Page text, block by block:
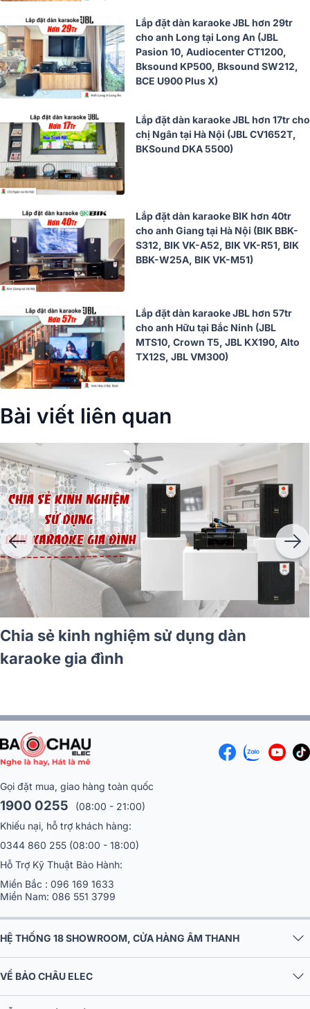
Lắp đặt dàn karaoke JBL hơn 29tr
cho anh Long tại Long An (JBL
Pasion 10, Audiocenter CT1200,
Bksound KP500, Bksound SW212,
BCE U900 Plus X)
Lắp đặt dàn karaoke JBL hơn 17tr cho
chị Ngân tại Hà Nội (JBL CV1652T,
BKSound DKA 5500)
Lắp đặt dàn karaoke BIK hơn 40tr
cho anh Giang tại Hà Nội (BIK BBK-
S312, BIK VK-A52, BIK VK-R51, BIK
BBK-W25A, BIK VK-M51)
Lắp đặt dàn karaoke JBL hơn 57tr
cho anh Hữu tại Bắc Ninh (JBL
MTS10, Crown T5, JBL KX190, Alto
TX12S, JBL VM300)
Bài viết liên quan
gia đình nên mua
Chia sẻ kinh
Gọi đặt mua, giao hàng toàn quốc
1900 0255
(08:00 - 21:00)
Khiếu nại, hỗ trợ khách hàng:
0344 860 255 (08:00 - 18:00)
Hỗ Trợ Kỹ Thuật Bảo Hành:
Miền Bắc : 096 169 1633
Miền Nam: 086 551 3799
HỆ THỐNG 18 SHOWROOM, CỬA HÀNG ÂM THANH
VỀ BẢO CHÂU ELEC